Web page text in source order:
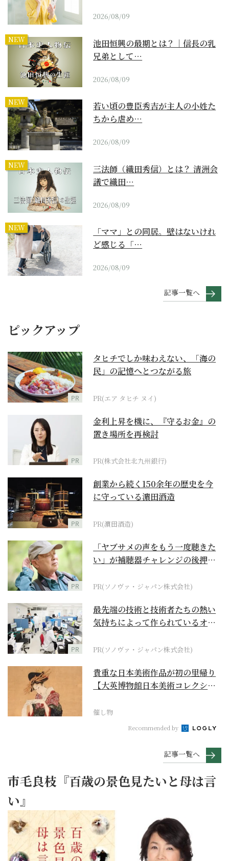
2026/08/09
NEW
池田恒興の最期とは？｜信長の乳
兄弟として…
2026/08/09
NEW
若い頃の豊臣秀吉が主人の小姓た
ちから虐め…
2026/08/09
NEW
三法師（織田秀信）とは？ 清洲会
議で織田…
2026/08/09
NEW
「ママ」との同居。壁はないけれ
ど感じる「…
2026/08/09
記事一覧へ
ピックアップ
PR
タヒチでしか味わえない、「海の
民」の記憶へとつながる旅
PR(エア タヒチ ヌイ)
PR
金利上昇を機に、『守るお金』の
置き場所を再検討
PR(株式会社北九州銀行)
PR
創業から続く150余年の歴史を今
に守っている濵田酒造
PR(濵田酒造)
PR
「ヤブサメの声をもう一度聴きた
い」が補聴器チャレンジの後押し
PR(ソノヴァ・ジャパン株式会社)
PR
最先端の技術と技術者たちの熱い
気持ちによって作られているオー
PR(ソノヴァ・ジャパン株式会社)
貴重な日本美術作品が初の里帰り
【大英博物館日本美術コレクショ
催し物
Recommended by
記事一覧へ
市毛良枝『百歳の景色見たいと母は言
い』